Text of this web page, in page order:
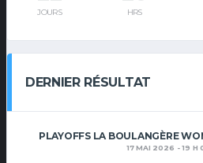
JOURS HRS
DERNIER RÉSULTAT
PLAYOFFS LA BOULANGÈRE
17 MAI 2026 - 19 H